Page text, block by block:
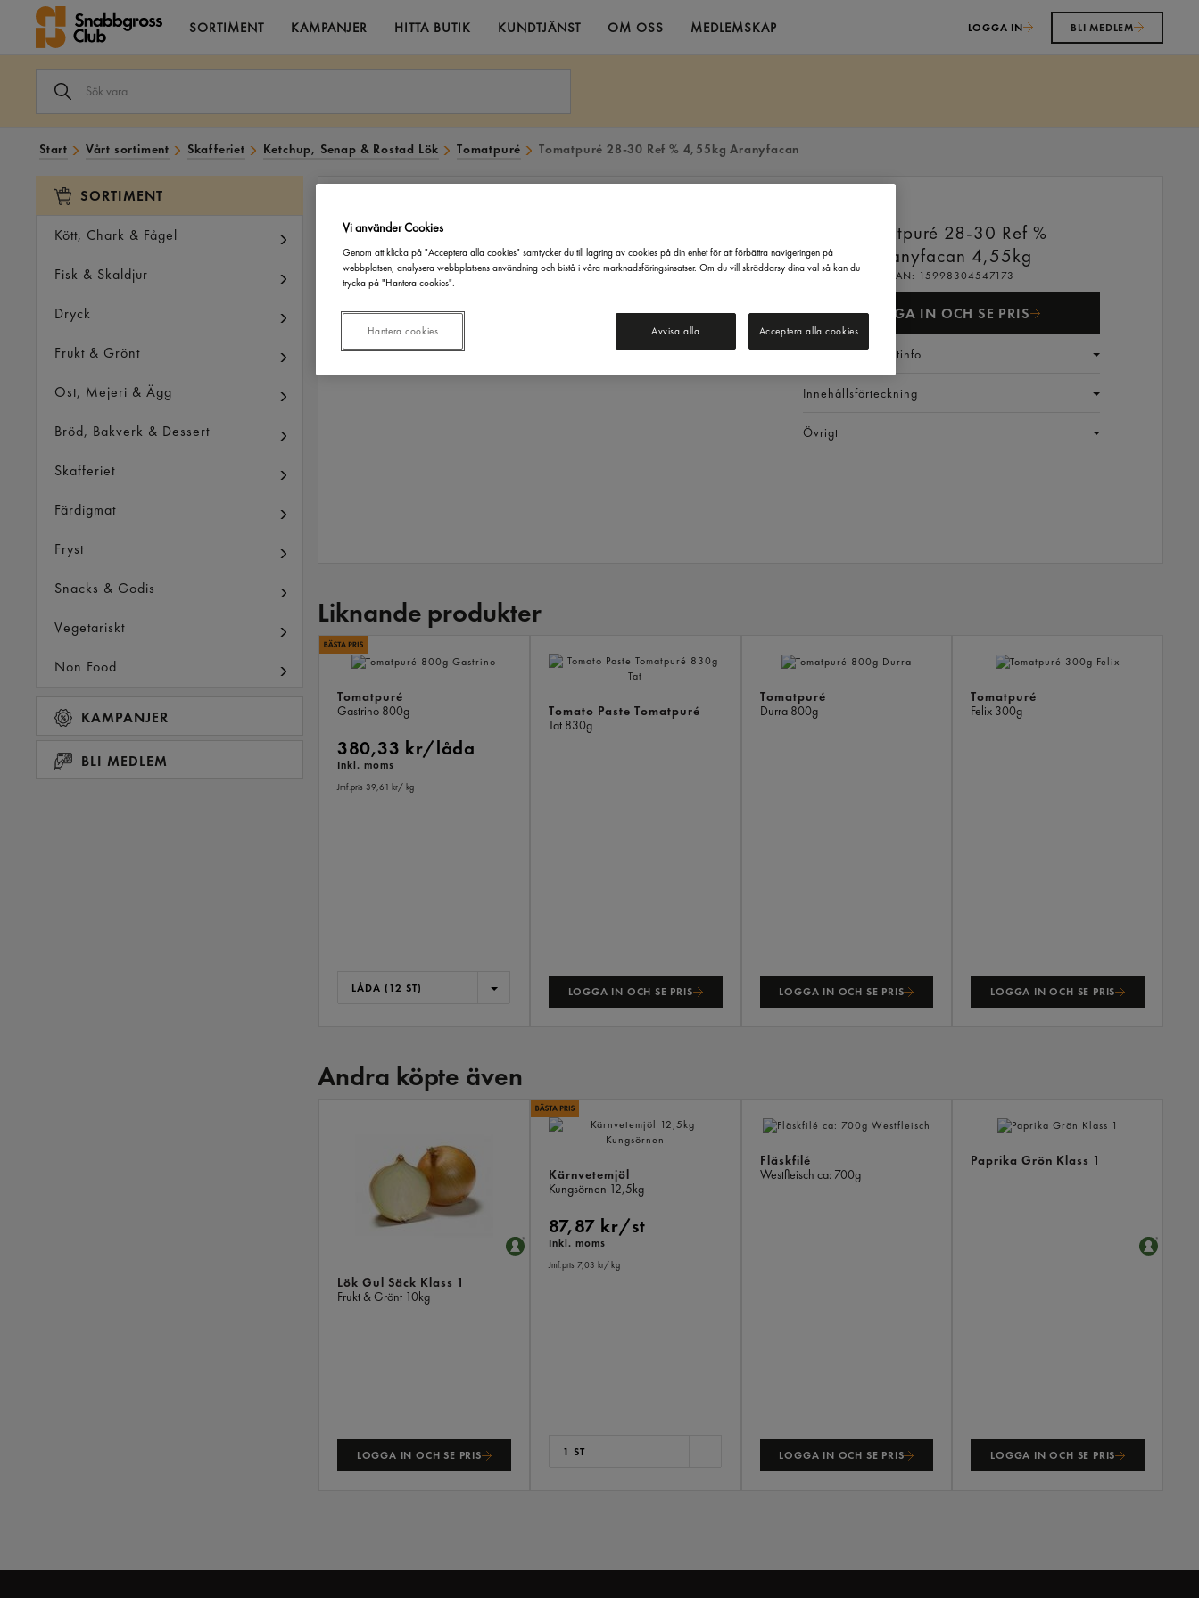
SORTIMENT KAMPANJER HITTA BUTIK KUNDTJÄNST OM OSS MEDLEMSKAP LOGGA IN BLI MEDLEM
VARA
Start Vårt sortiment Skafferiet Ketchup, Senap & Rostad Lök Tomatpuré Tomatpuré 28-30 Ref % 4,55kg Aranyfacan
SORTIMENT
Kött, Chark & Fågel
Fisk & Skaldjur
Dryck
Frukt & Grönt
Ost, Mejeri & Ägg
Bröd, Bakverk & Dessert
Skafferiet
Färdigmat
Fryst
Snacks & Godis
Vegetariskt
Non Food
KAMPANJER
BLI MEDLEM
Tomatpuré 28-30 Ref %
Aranyfacan 4,55kg
EAN: 15998304547173
LOGGA IN OCH SE PRIS
Generell produktinfo
Innehållsförteckning
Övrigt
Liknande produkter
Tomatpuré
Gastrino 800g
380,33 kr/låda
Inkl. moms
Jmf.pris 39,61 kr/ kg
LÅDA (12 ST)
Tomato Paste Tomatpuré
Tat 830g
LOGGA IN OCH SE PRIS
Tomatpuré
Durra 800g
LOGGA IN OCH SE PRIS
Tomatpuré
Felix 300g
LOGGA IN OCH SE PRIS
Andra köpte även
Lök Gul Säck Klass 1
Frukt & Grönt 10kg
LOGGA IN OCH SE PRIS
Kärnvetemjöl
Kungsörnen 12,5kg
87,87 kr/st
Inkl. moms
Jmf.pris 7,03 kr/ kg
1 ST
Fläskfilé
Westfleisch ca: 700g
LOGGA IN OCH SE PRIS
Paprika Grön Klass 1
LOGGA IN OCH SE PRIS
Vi använder Cookies
Genom att klicka på "Acceptera alla cookies" samtycker du till lagring av cookies på din enhet för att förbättra navigeringen på
webbplatsen, analysera webbplatsens användning och bistå i våra marknadsföringsinsatser. Om du vill skräddarsy dina val så kan du
trycka på "Hantera cookies".
Avvisa alla Acceptera alla cookies
Hantera cookies